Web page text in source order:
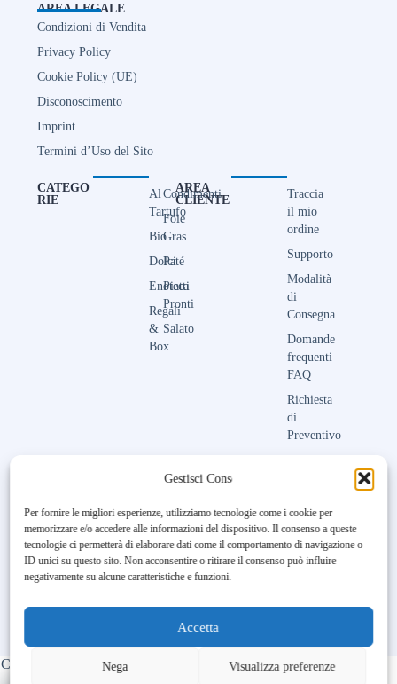
Gestisci Consenso
Per fornire le migliori esperienze, utilizziamo tecnologie come i cookie per
memorizzare e/o accedere alle informazioni del dispositivo. Il consenso a queste
tecnologie ci permetterà di elaborare dati come il comportamento di navigazione o
ID unici su questo sito. Non acconsentire o ritirare il consenso può influire
negativamente su alcune caratteristiche e funzioni.
Accetta
Nega Visualizza preferenze
AREA LEGALE
Condizioni di Vendita
Privacy Policy
Cookie Policy (UE)
Disconoscimento
Imprint
Termini d’Uso del Sito
CATEGO
RIE
Al
Tartufo
Bio
Dolci
Enoteca
Regali
&
Box
Condimenti
Foie
Gras
Paté
Piatti
Pronti
Salato
AREA
CLIENTE
Traccia
il mio
ordine
Supporto
Modalità
di
Consegna
Domande
frequenti
FAQ
Richiesta
di
Preventivo
Unfortunately, the 7-day trial
period has expired.Check our
subscription plans! >>
Copyright © 2023-2026 Maison Aubry | All Rights Reserved |